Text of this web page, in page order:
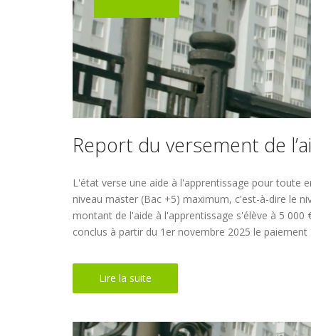
Report du versement de
L'état verse une aide à l'apprentissage pour toute
niveau master (Bac +5) maximum, c'est-à-dire le
montant de l'aide à l'apprentissage s'élève à 5
conclus à partir du 1er novembre 2025 le paiement
Lire la suite